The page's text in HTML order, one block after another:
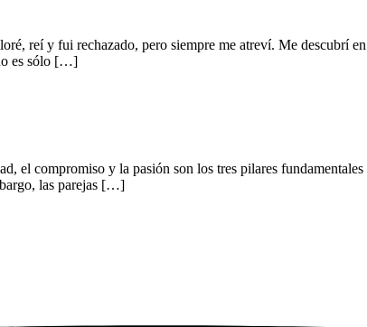
reí y fui rechazado, pero siempre me atreví. Me descubrí
es sólo […]
el compromiso y la pasión son los tres pilares
las parejas […]